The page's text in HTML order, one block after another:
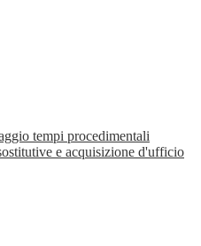
tempi procedimentali
e acquisizione d'ufficio